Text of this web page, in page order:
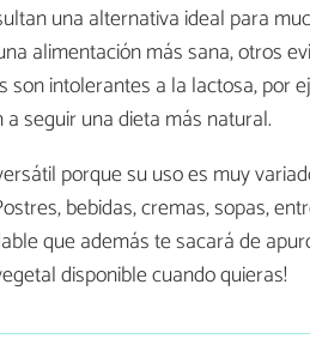
una alternativa ideal para
alimentación más sana, otros
son intolerantes a la lactosa, por
seguir una dieta más natural.
porque su uso es muy
bebidas, cremas, sopas,
que además te sacará de
disponible cuando quieras!